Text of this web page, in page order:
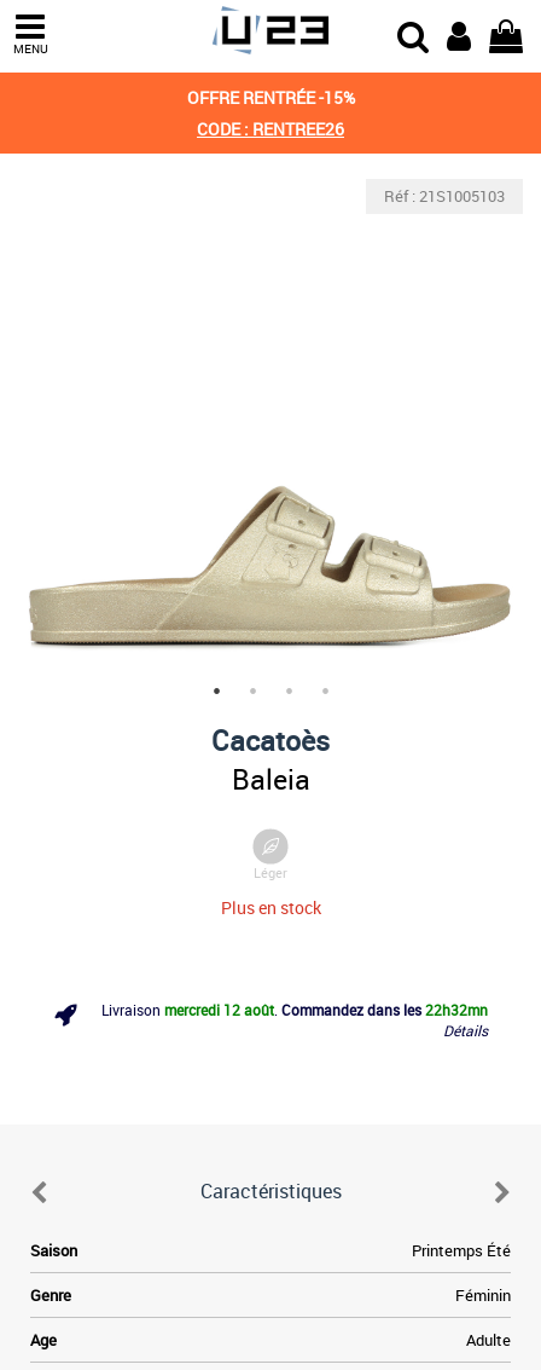
MENU
OFFRE RENTRÉE -15%
CODE : RENTREE26
Réf : 21S1005103
Cacatoès
Baleia
Léger
Plus en stock
Livraison mercredi 12 août. Commandez dans les 22h32mn
Détails
Caractéristiques
Saison Printemps Été
Genre Féminin
Age Adulte